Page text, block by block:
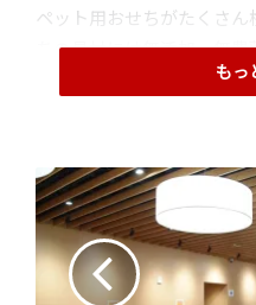
ペット用おせちがたくさ
ちの具材には無添加、無
などの高級魚、丹波の黒もっ